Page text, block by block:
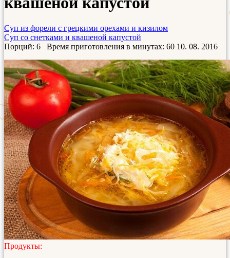
Суп из форели с грецкими орехами и кизилом
Суп со снетками и квашеной капустой
Порций: 6 Время приготовления в минутах: 60 10. 08. 2016
Продукты: